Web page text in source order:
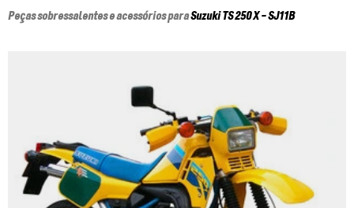
Peças sobressalentes e acessórios paraSuzukiTS 250 X - SJ11B